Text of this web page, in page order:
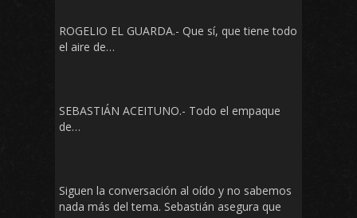
ROGELIO EL GUARDA.- Que sí, que tiene todo
el aire de…
SEBASTIÁN ACEITUNO.- Todo el empaque
de…
Siguen la conversación al oído y no sabemos
nada más del tema. Sebastián asegura que